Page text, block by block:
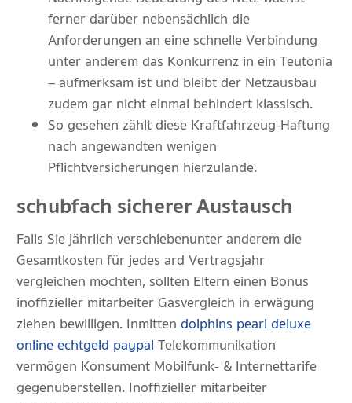
ferner darüber nebensächlich die
Anforderungen an eine schnelle Verbindung
unter anderem das Konkurrenz in ein Teutonia
– aufmerksam ist und bleibt der Netzausbau
zudem gar nicht einmal behindert klassisch.
So gesehen zählt diese Kraftfahrzeug-Haftung
nach angewandten wenigen
Pflichtversicherungen hierzulande.
schubfach sicherer Austausch
Falls Sie jährlich verschieben unter anderem die
Gesamtkosten für jedes ard Vertragsjahr
vergleichen möchten, sollten Eltern einen Bonus
inoffizieller mitarbeiter Gasvergleich in erwägung
ziehen bewilligen. Inmitten dolphins pearl deluxe
online echtgeld paypal Telekommunikation
vermögen Konsument Mobilfunk- & Internettarife
gegenüberstellen. Inoffizieller mitarbeiter